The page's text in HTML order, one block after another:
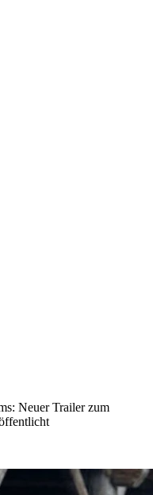
Neuer Trailer zum